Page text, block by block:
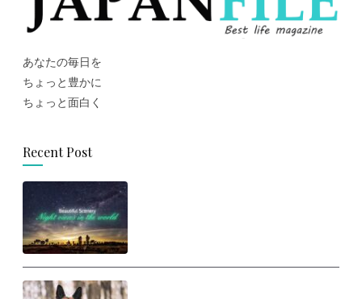
あなたの毎日を
ちょっと豊かに
ちょっと面白く
Recent Post